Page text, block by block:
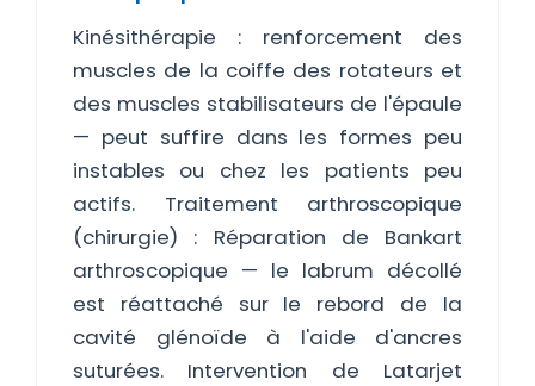
Kinésithérapie : renforcement des
muscles de la coiffe des rotateurs et
des muscles stabilisateurs de l'épaule
— peut suffire dans les formes peu
instables ou chez les patients peu
actifs. Traitement arthroscopique
(chirurgie) : Réparation de Bankart
arthroscopique — le labrum décollé
est réattaché sur le rebord de la
cavité glénoïde à l'aide d'ancres
suturées. Intervention de Latarjet